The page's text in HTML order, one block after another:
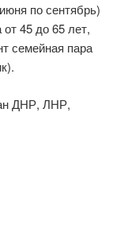
по сентябрь)
45 до 65 лет,
семейная пара
ДНР, ЛНР,